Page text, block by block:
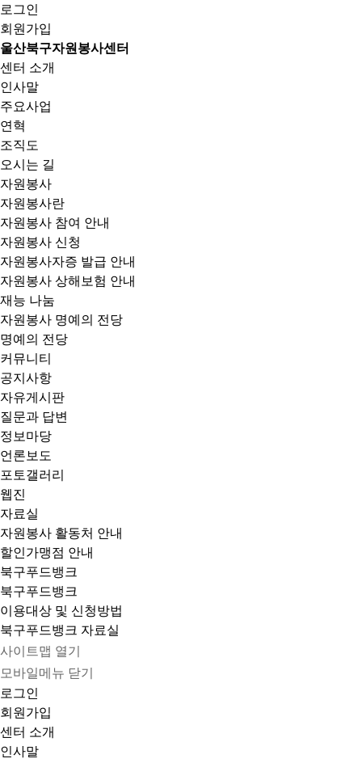
로그인
회원가입
울산북구자원봉사센터
센터 소개
인사말
주요사업
연혁
조직도
오시는 길
자원봉사
자원봉사란
자원봉사 참여 안내
자원봉사 신청
자원봉사자증 발급 안내
자원봉사 상해보험 안내
재능 나눔
자원봉사 명예의 전당
명예의 전당
커뮤니티
공지사항
자유게시판
질문과 답변
정보마당
언론보도
포토갤러리
웹진
자료실
자원봉사 활동처 안내
할인가맹점 안내
북구푸드뱅크
북구푸드뱅크
이용대상 및 신청방법
북구푸드뱅크 자료실
사이트맵 열기
모바일메뉴 닫기
로그인
회원가입
센터 소개
인사말